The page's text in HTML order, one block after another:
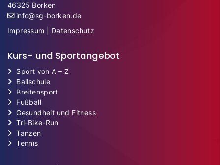
46325 Borken
info@sg-borken.de
Impressum
Datenschutz
Kurs- und Sportangebot
Sport von A – Z
Ballschule
Breitensport
Fußball
Gesundheit und Fitness
Tri-Bike-Run
Tanzen
Tennis